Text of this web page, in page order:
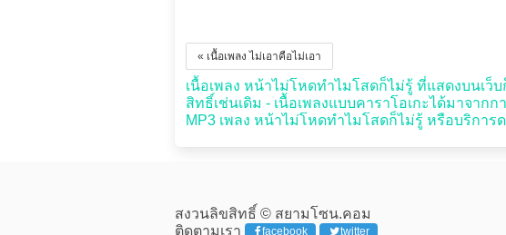
« เนื้อเพลง ไม่เอาคือไม่เอา
เนื้อเพลง หน้าไม่โหดทำไมโสดก็ไม่รู้ ที่แสดงบนเว็
สิทธิ์เช่นเดิม - เนื้อเพลงแบบคาราโอเกะได้มาจา
MP3 เพลง หน้าไม่โหดทำไมโสดก็ไม่รู้ หรือบริกา
สงวนลิขสิทธิ์ © สยามโซน.คอม
ติดตามเรา
facebook twitter